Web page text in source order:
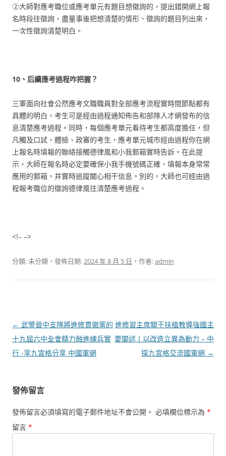
②大師對應考職位或應考單元有題目想徵詢的，提出錯開網上報
名時段往徵詢，盡量事後把想清楚的情形、徵詢的題目列出來，
一次性徵詢清楚明白。
10、后續應考過程咋把握？
三軍面向社會公然應考文職職員對全部應考流程實時間節點都有
具體的明白，考生可是經由過程通知佈告和部隊人才網發布的信
息清楚應考過程。同時，每個應考單元看待考生都高度擔任，但
凡觸及口試、體檢、政審的考生，應考單元城市經由過程你在網
上報名時填報的聯絡接觸德律風和小我郵箱實時告訴。在此提
示，大師在報名時必定要確保小我手機號碼正確、填報本身常常
應用的郵箱，并實時追蹤關心相干信息。別的，大師也可經由過
程報考職位的徵詢德律風往清楚應考過程。
<!– –>
分類: 未分類，發佈日期:2024 年 8 月 5 日 ，作者:admin
文
章
導
← 武警晉中支隊將進修貫徹黨的
十九屆六中全會精力融進練兵實
行 -享九宮格分享 中國軍網
進修習主席關于扶植教導強國主
要闡述丨以改造立異為動力 – 中
探九宮格交流國軍網 →
發佈留言
發佈留言必須填寫的電子郵件地址不會公開。 必填欄位標示為 *
留言 *